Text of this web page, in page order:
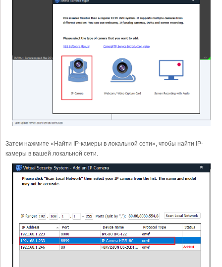
Затем нажмите «Найти IP-камеры в локальной сети», чтобы найти IP-
камеры в вашей локальной сети.